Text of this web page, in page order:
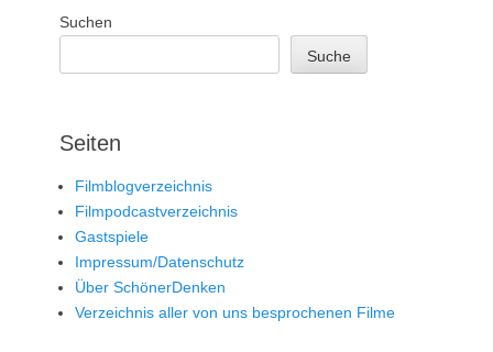
Suchen
Suche
Seiten
Filmblogverzeichnis
Filmpodcastverzeichnis
Gastspiele
Impressum/Datenschutz
Über SchönerDenken
Verzeichnis aller von uns besprochenen Filme